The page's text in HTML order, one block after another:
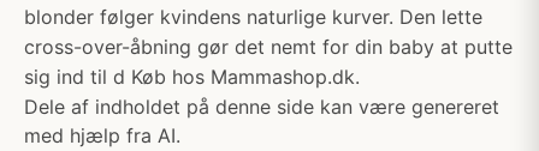
blonder følger kvindens naturlige kurver. Den lette
cross-over-åbning gør det nemt for din baby at putte
sig ind til d Køb hos Mammashop.dk.
Dele af indholdet på denne side kan være genereret
med hjælp fra AI.